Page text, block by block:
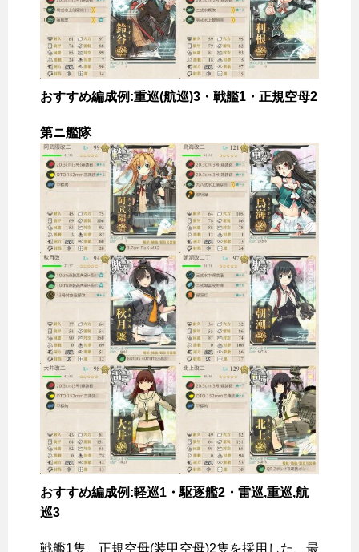
おすすめ編成例:重巡(航巡)3・戦艦1・正規空母2
第ニ艦隊
おすすめ編成例:軽巡1・駆逐艦2・雷巡,重巡,航
巡3
戦艦1隻、正規空母(装甲空母)2隻を採用した、最